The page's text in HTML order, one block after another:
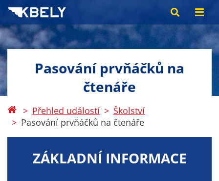
Pasování prvňáčků na
čtenáře
Přehled událostí
Školství
Pasování prvňáčků na čtenáře
ZÁKLADNÍ INFORMACE